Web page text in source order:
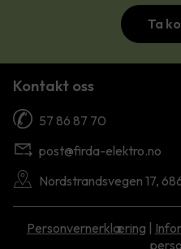
Ta
Kontakt oss
57 86 87 70
post@firda-elektro.no
Nordstrandsvegen 17,
Personvernerklæring